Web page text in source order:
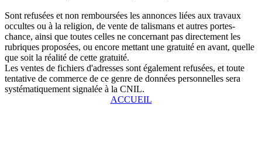
Sont refusées et non remboursées les annonces liées aux travaux
occultes ou à la religion, de vente de talismans et autres portes-
chance, ainsi que toutes celles ne concernant pas directement les
rubriques proposées, ou encore mettant une gratuité en avant, quelle
que soit la réalité de cette gratuité.
Les ventes de fichiers d'adresses sont également refusées, et toute
tentative de commerce de ce genre de données personnelles sera
systématiquement signalée à la CNIL.
ACCUEIL